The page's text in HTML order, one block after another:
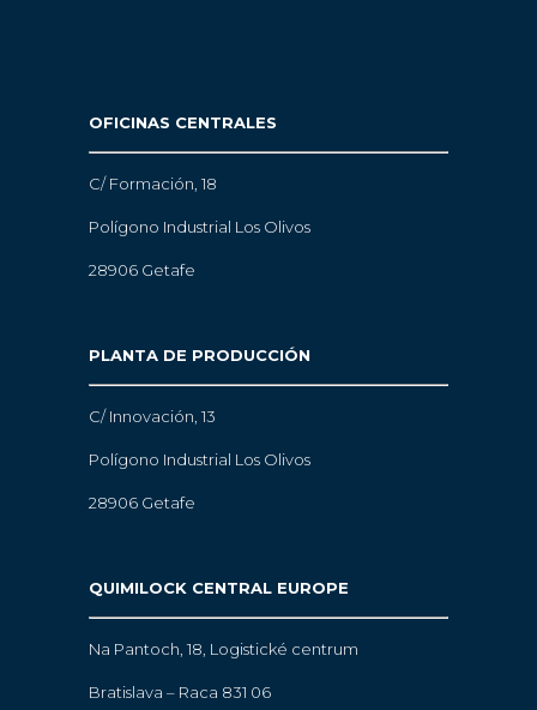
OFICINAS CENTRALES
C/ Formación, 18
Polígono Industrial Los Olivos
28906 Getafe
PLANTA DE PRODUCCIÓN
C/ Innovación, 13
Polígono Industrial Los Olivos
28906 Getafe
QUIMILOCK CENTRAL EUROPE
Na Pantoch, 18, Logistické centrum
Bratislava – Raca 831 06